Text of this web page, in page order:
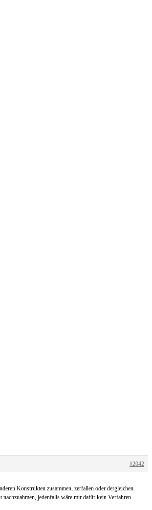
#2042
Konstrukten zusammen, zerfallen oder dergleichen.
jedenfalls wäre mir dafür kein Verfahren